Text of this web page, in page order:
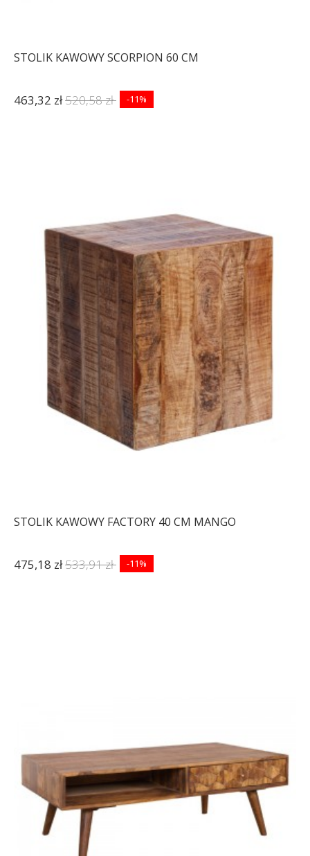
STOLIK KAWOWY SCORPION 60 CM
463,32 zł520,58 zł -11%
STOLIK KAWOWY FACTORY 40 CM MANGO
475,18 zł533,91 zł -11%